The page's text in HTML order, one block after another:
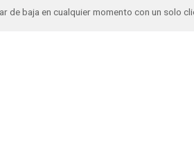
de baja en cualquier momento con un solo